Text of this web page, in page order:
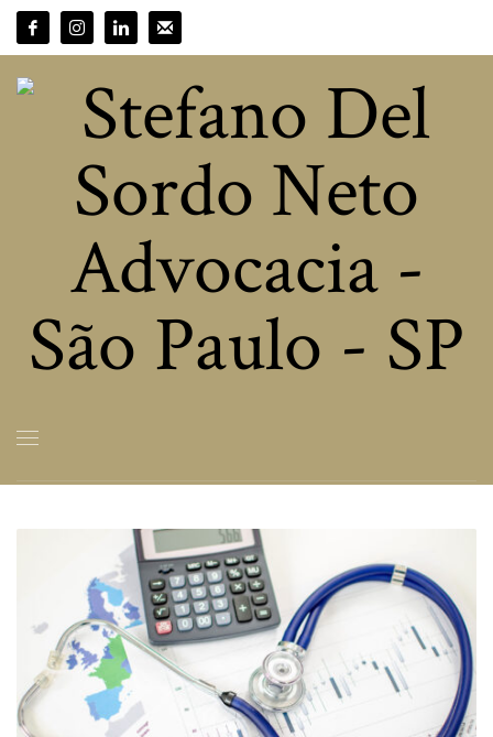
DIREITO TRABALHISTA